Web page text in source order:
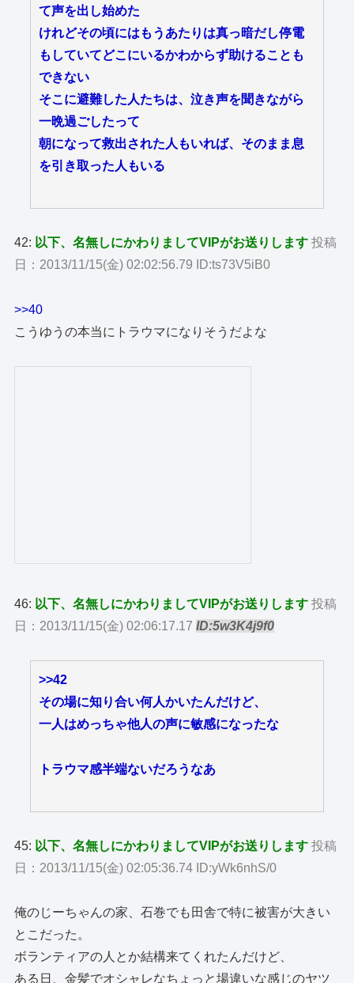
て声を出し始めた
けれどその頃にはもうあたりは真っ暗だし停電
もしていてどこにいるかわからず助けることも
できない
そこに避難した人たちは、泣き声を聞きながら
一晩過ごしたって
朝になって救出された人もいれば、そのまま息
を引き取った人もいる
42: 以下、名無しにかわりましてVIPがお送りします 投稿
日：2013/11/15(金) 02:02:56.79 ID:ts73V5iB0
>>40
こうゆうの本当にトラウマになりそうだよな
46: 以下、名無しにかわりましてVIPがお送りします 投稿
日：2013/11/15(金) 02:06:17.17ID:5w3K4j9f0
>>42
その場に知り合い何人かいたんだけど、
一人はめっちゃ他人の声に敏感になったな
トラウマ感半端ないだろうなあ
45: 以下、名無しにかわりましてVIPがお送りします 投稿
日：2013/11/15(金) 02:05:36.74 ID:yWk6nhS/0
俺のじーちゃんの家、石巻でも田舎で特に被害が大きい
とこだった。
ボランティアの人とか結構来てくれたんだけど、
ある日、金髪でオシャレなちょっと場違いな感じのヤツ